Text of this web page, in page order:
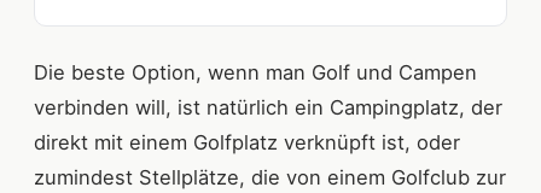
Die beste Option, wenn man Golf und Campen
verbinden will, ist natürlich ein Campingplatz, der
direkt mit einem Golfplatz verknüpft ist, oder
zumindest Stellplätze, die von einem Golfclub zur